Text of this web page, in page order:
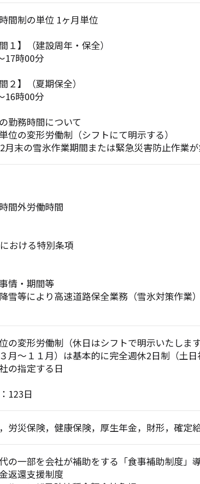
間制の単位 1ヶ月単位
１】（建設周年・保全）
17時00分
２】（夏期保全）
16時00分
勤務時間について
位の変形労働制（シフトにて明示する）
月末の雪氷作業期間または緊急災害防止作業
間外労働時間
おける特別条項
情・期間等
雪等により高速道路保全業務（雪氷対策作業
の変形労働制（休日はシフトで明示いたします
月～１１月）は基本的に完全週休2日制（土日
の指定する日
123日
労災保険，健康保険，厚生年金，財形，確定
一部を会社が補助をする「食事補助制度」
還支援制度